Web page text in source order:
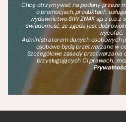
Chcę otrzymywać na podany przeze
o promocjach, produktach,
wydawnictwo SIW ZNAK sp. z o.o. z
świadomość, że zgoda jest
wycofać.
Administratorem danych osobowych
osobowe będą przetwarzane w
Szczegółowe zasady
przysługujących Ci prawach,